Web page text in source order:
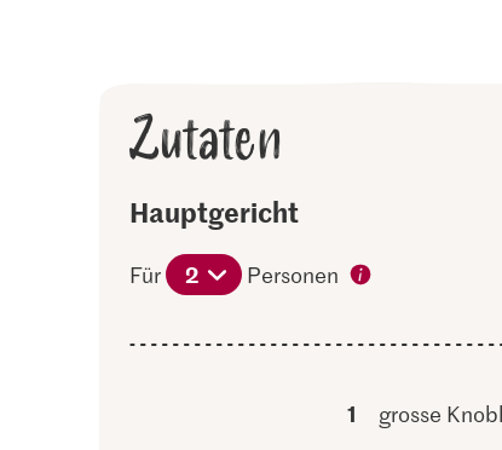
Zutaten
Hauptgericht
Für 2 Personen
1 grosse